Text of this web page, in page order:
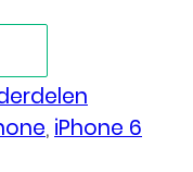
, iPhone 6